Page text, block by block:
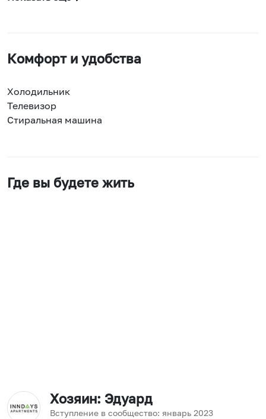
Комфорт и удобства
Холодильник
Телевизор
Стиральная машина
Где вы будете жить
Хозяин: Эдуард
Вступление в сообщество: январь 2023